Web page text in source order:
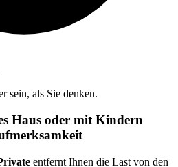
sein, als Sie denken.
Haus oder mit Kindern
entfernt Ihnen die Last von den